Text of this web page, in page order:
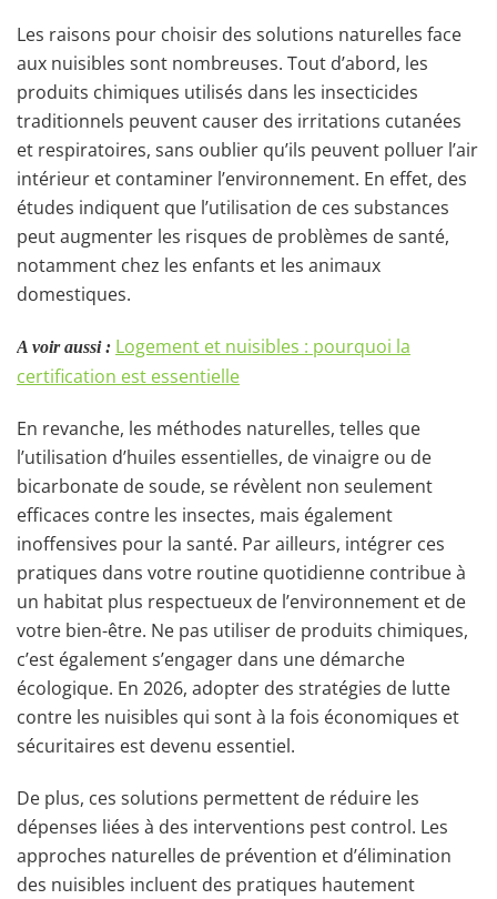
Les raisons pour choisir des solutions naturelles face
aux nuisibles sont nombreuses. Tout d’abord, les
produits chimiques utilisés dans les insecticides
traditionnels peuvent causer des irritations cutanées
et respiratoires, sans oublier qu’ils peuvent polluer l’air
intérieur et contaminer l’environnement. En effet, des
études indiquent que l’utilisation de ces substances
peut augmenter les risques de problèmes de santé,
notamment chez les enfants et les animaux
domestiques.
A voir aussi : Logement et nuisibles : pourquoi la
certification est essentielle
En revanche, les méthodes naturelles, telles que
l’utilisation d’huiles essentielles, de vinaigre ou de
bicarbonate de soude, se révèlent non seulement
efficaces contre les insectes, mais également
inoffensives pour la santé. Par ailleurs, intégrer ces
pratiques dans votre routine quotidienne contribue à
un habitat plus respectueux de l’environnement et de
votre bien-être. Ne pas utiliser de produits chimiques,
c’est également s’engager dans une démarche
écologique. En 2026, adopter des stratégies de lutte
contre les nuisibles qui sont à la fois économiques et
sécuritaires est devenu essentiel.
De plus, ces solutions permettent de réduire les
dépenses liées à des interventions pest control. Les
approches naturelles de prévention et d’élimination
des nuisibles incluent des pratiques hautement